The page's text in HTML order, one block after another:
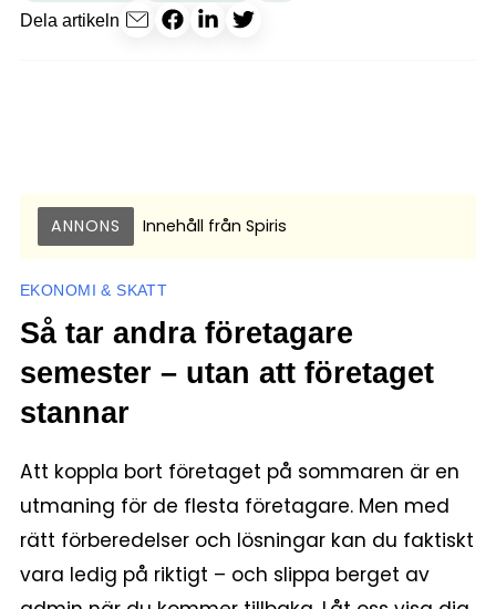
Dela artikeln
ANNONS Innehåll från Spiris
EKONOMI & SKATT
Så tar andra företagare
semester – utan att företaget
stannar
Att koppla bort företaget på sommaren är en
utmaning för de flesta företagare. Men med
rätt förberedelser och lösningar kan du faktiskt
vara ledig på riktigt – och slippa berget av